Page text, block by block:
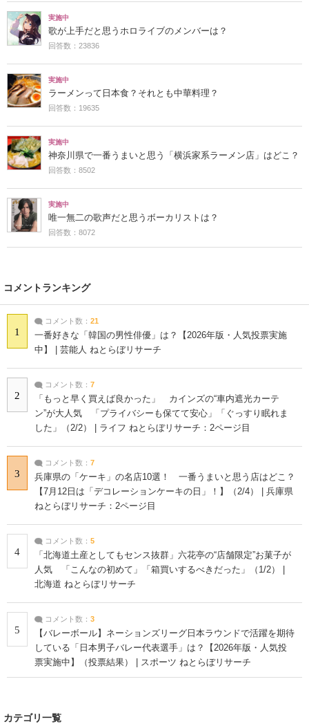
実施中
歌が上手だと思うホロライブのメンバーは？
回答数：23836
実施中
ラーメンって日本食？それとも中華料理？
回答数：19635
実施中
神奈川県で一番うまいと思う「横浜家系ラーメン店」はどこ？
回答数：8502
実施中
唯一無二の歌声だと思うボーカリストは？
回答数：8072
コメントランキング
1
コメント数： 21
一番好きな「韓国の男性俳優」は？【2026年版・人気投票実施
中】 | 芸能人 ねとらぼリサーチ
2
コメント数： 7
「もっと早く買えば良かった」 カインズの“車内遮光カーテ
ン”が大人気 「プライバシーも保てて安心」「ぐっすり眠れま
した」（2/2） | ライフ ねとらぼリサーチ：2ページ目
3
コメント数： 7
兵庫県の「ケーキ」の名店10選！ 一番うまいと思う店はどこ？
【7月12日は「デコレーションケーキの日」！】（2/4） | 兵庫県
ねとらぼリサーチ：2ページ目
4
コメント数： 5
「北海道土産としてもセンス抜群」六花亭の“店舗限定”お菓子が
人気 「こんなの初めて」「箱買いするべきだった」（1/2） |
北海道 ねとらぼリサーチ
5
コメント数： 3
【バレーボール】ネーションズリーグ日本ラウンドで活躍を期待
している「日本男子バレー代表選手」は？【2026年版・人気投
票実施中】（投票結果） | スポーツ ねとらぼリサーチ
カテゴリ一覧